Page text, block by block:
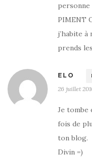
personne
PIMENT
j’habite
prends
ELO
26 juillet
Je tombe
fois de
ton blog.
Divin =)